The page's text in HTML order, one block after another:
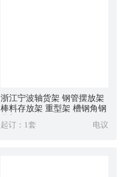
浙江宁波轴货架 钢管摆放架
棒料存放架 重型架 槽钢角钢
起订：1套 电议